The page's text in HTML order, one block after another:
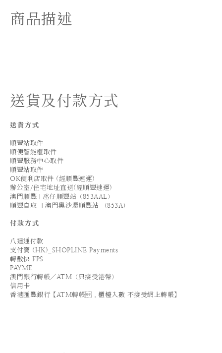
商品描述
送貨及付款方式
送貨方式
順豐站取件
順便智能櫃取件
順豐服務中心取件
順豐站取件
OK便利店取件 (經順豐速運)
辦公室/住宅地址直送(經順豐速運)
澳門順豐｜氹仔順豐站（853AAL）
順豐自取 ｜澳門黑沙環順豐站 （853A）
付款方式
八達通付款
支付寶 (HK)_SHOPLINE Payments
轉數快 FPS
PAYME
澳門銀行轉帳／ATM（只接受港幣）
信用卡
香港匯豐銀行【ATM轉帳．櫃檯入數 不接受網上轉帳】